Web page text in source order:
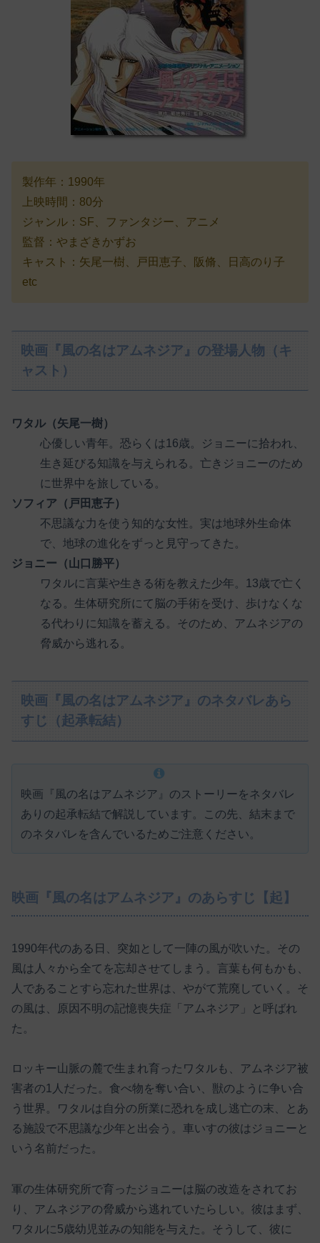
製作年：1990年
上映時間：80分
ジャンル：SF、ファンタジー、アニメ
監督：やまざきかずお
キャスト：矢尾一樹、戸田恵子、阪脩、日高のり子
etc
映画『風の名はアムネジア』の登場人物（キ
ャスト）
ワタル（矢尾一樹）
心優しい青年。恐らくは16歳。ジョニーに拾われ、
生き延びる知識を与えられる。亡きジョニーのため
に世界中を旅している。
ソフィア（戸田恵子）
不思議な力を使う知的な女性。実は地球外生命体
で、地球の進化をずっと見守ってきた。
ジョニー（山口勝平）
ワタルに言葉や生きる術を教えた少年。13歳で亡く
なる。生体研究所にて脳の手術を受け、歩けなくな
る代わりに知識を蓄える。そのため、アムネジアの
脅威から逃れる。
映画『風の名はアムネジア』のネタバレあら
すじ（起承転結）
映画『風の名はアムネジア』のストーリーをネタバレ
ありの起承転結で解説しています。この先、結末まで
のネタバレを含んでいるためご注意ください。
映画『風の名はアムネジア』のあらすじ【起】
1990年代のある日、突如として一陣の風が吹いた。その
風は人々から全てを忘却させてしまう。言葉も何もかも、
人であることすら忘れた世界は、やがて荒廃していく。そ
の風は、原因不明の記憶喪失症「アムネジア」と呼ばれ
た。
ロッキー山脈の麓で生まれ育ったワタルも、アムネジア被
害者の1人だった。食べ物を奪い合い、獣のように争い合
う世界。ワタルは自分の所業に恐れを成し逃亡の末、とあ
る施設で不思議な少年と出会う。車いすの彼はジョニーと
いう名前だった。
軍の生体研究所で育ったジョニーは脳の改造をされてお
り、アムネジアの脅威から逃れていたらしい。彼はまず、
ワタルに5歳幼児並みの知能を与えた。そうして、彼に